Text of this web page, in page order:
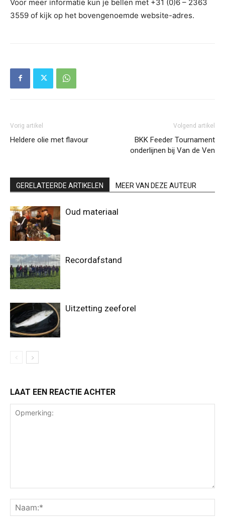
Voor meer informatie kun je bellen met +31 (0)6 – 2363
3559 of kijk op het bovengenoemde website-adres.
Vorig artikel
Heldere olie met flavour
Volgend artikel
BKK Feeder Tournament
onderlijnen bij Van de Ven
GERELATEERDE ARTIKELEN MEER VAN DEZE AUTEUR
Oud materiaal
Recordafstand
Uitzetting zeeforel
LAAT EEN REACTIE ACHTER